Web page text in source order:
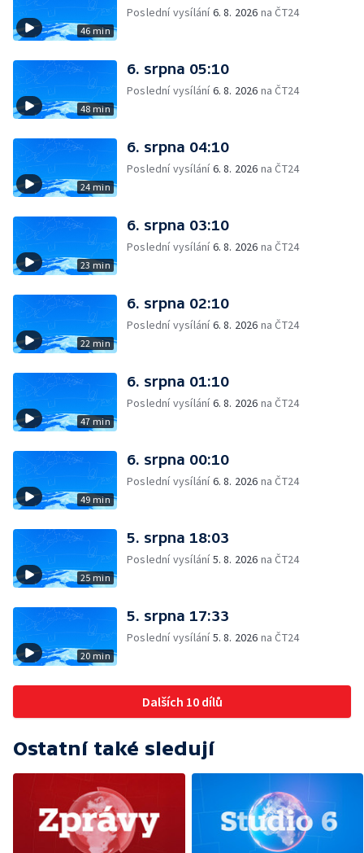
46 min
Poslední vysílání6. 8. 2026 na ČT24
48 min
6. srpna 05:10
Poslední vysílání6. 8. 2026 na ČT24
24 min
6. srpna 04:10
Poslední vysílání6. 8. 2026 na ČT24
23 min
6. srpna 03:10
Poslední vysílání6. 8. 2026 na ČT24
22 min
6. srpna 02:10
Poslední vysílání6. 8. 2026 na ČT24
47 min
6. srpna 01:10
Poslední vysílání6. 8. 2026 na ČT24
49 min
6. srpna 00:10
Poslední vysílání6. 8. 2026 na ČT24
25 min
5. srpna 18:03
Poslední vysílání5. 8. 2026 na ČT24
20 min
5. srpna 17:33
Poslední vysílání5. 8. 2026 na ČT24
Dalších 10 dílů
Ostatní také sledují